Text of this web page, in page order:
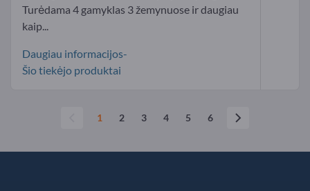
Turėdama 4 gamyklas 3 žemynuose ir daugiau
kaip...
Daugiau informacijos-
Šio tiekėjo produktai
1 2 3 4 5 6